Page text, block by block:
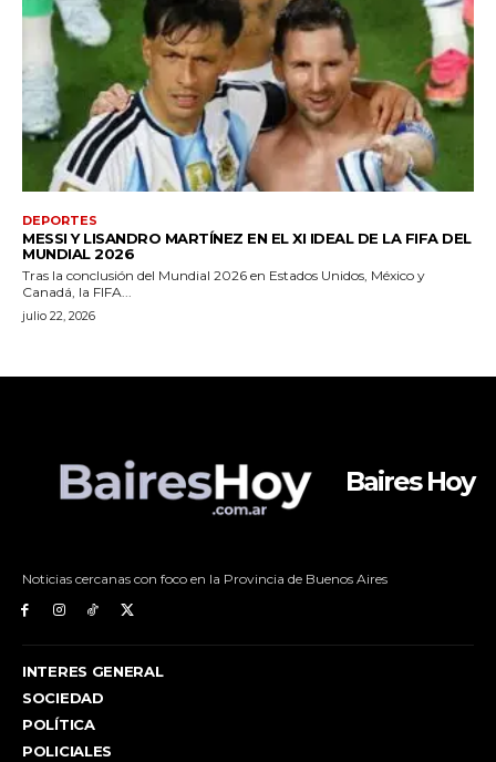
Baires Hoy
Noticias cercanas con foco en la Provincia de Buenos Aires
INTERES GENERAL
SOCIEDAD
POLÍTICA
POLICIALES